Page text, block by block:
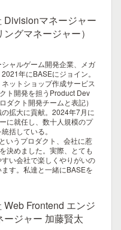
Divisionマネージャー
ングマネージャー）
ャルゲーム開発企業、メガ
年にBASEにジョイン。
ットショップ作成サービス
ト開発を担うProduct Dev
ダクト開発チームと表記）
拡大に貢献。2024年7月に
に就任し、数十人規模のプ
括している。
いうプロダクト、会社に惹
決めました。実際、とても
い会社で楽しくやりがいの
す。私達と一緒にBASEを
Frontend エンジ
ージャー 加藤賢太